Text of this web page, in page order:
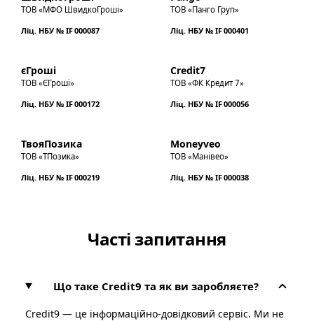
ТОВ «МФО ШвидкоГроші»
Ліц. НБУ № IF 000087
ТОВ «Панго Груп»
Ліц. НБУ № IF 000401
єГроші
ТОВ «ЄГроші»
Ліц. НБУ № IF 000172
Credit7
ТОВ «ФК Кредит 7»
Ліц. НБУ № IF 000056
ТвояПозика
ТОВ «ТПозика»
Ліц. НБУ № IF 000219
Moneyveo
ТОВ «Манівео»
Ліц. НБУ № IF 000038
Часті запитання
Що таке Credit9 та як ви заробляєте?
Credit9 — це інформаційно-довідковий сервіс. Ми не